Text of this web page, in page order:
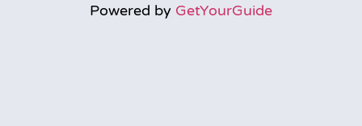
Powered by GetYourGuide